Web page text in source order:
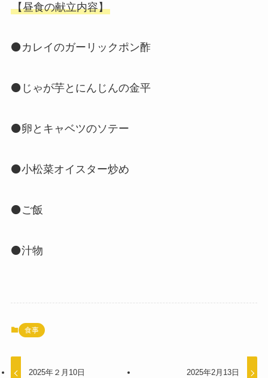
【昼食の献立内容】
⚫️カレイのガーリックポン酢
⚫️じゃが芋とにんじんの金平
⚫️卵とキャベツのソテー
⚫️小松菜オイスター炒め
⚫️ご飯
⚫️汁物
食事
2025年２月10日 2025年2月13日